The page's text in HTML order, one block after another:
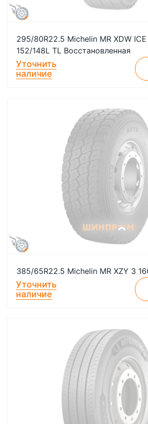
295/80R22.5 Michelin MR XDW ICE
152/148L TL Восстановленная
Уточнить
наличие
385/65R22.5 Michelin MR XZY 3
Уточнить
наличие